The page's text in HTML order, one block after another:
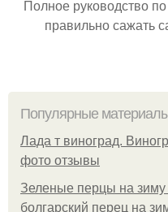
Полное руководство
правильно сажать
Популярные
Лада т виноград.
фото отзывы
Зеленые перцы на
болгарский перец на